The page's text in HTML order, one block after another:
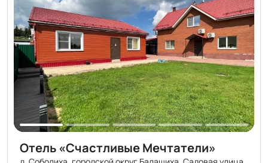
Отель «Счастливые Мечтатели»